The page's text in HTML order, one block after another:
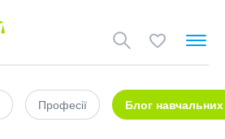
Професії Блог навчальних